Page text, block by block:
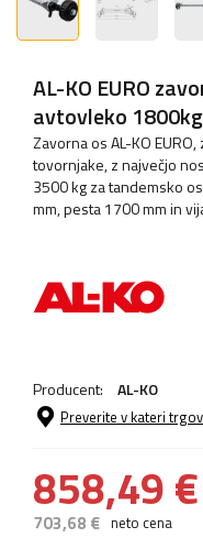
AL-KO EURO
avtovleko
Zavorna os AL-KO
tovornjake, z največjo
3500 kg za tandemsko
mm, pesta 1700 mm in
Producent: AL-KO
Preverite v kateri
858,49 €
703,68 € neto cena